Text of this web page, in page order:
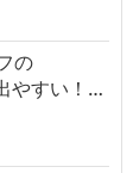
の
やすい！…